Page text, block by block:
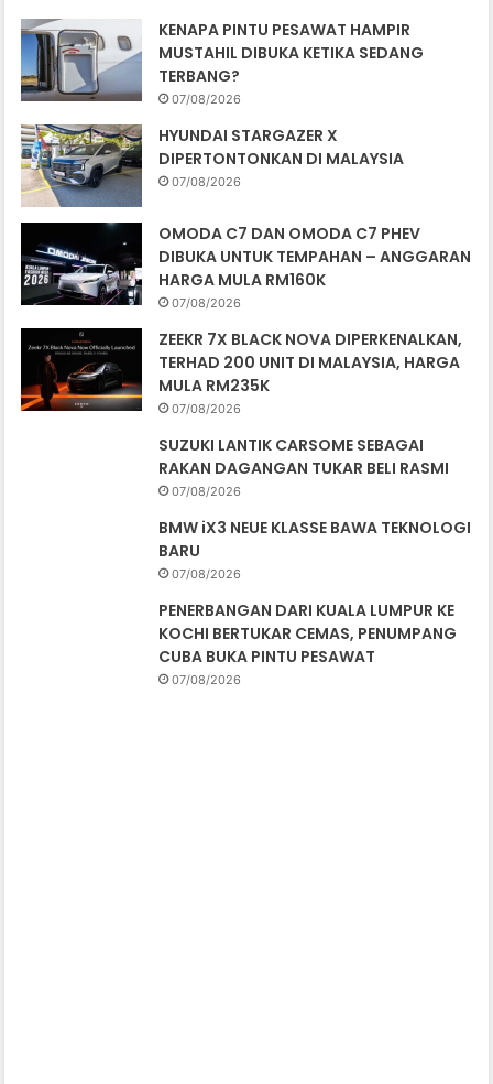
KENAPA PINTU PESAWAT HAMPIR
MUSTAHIL DIBUKA KETIKA SEDANG
TERBANG?
07/08/2026
HYUNDAI STARGAZER X
DIPERTONTONKAN DI MALAYSIA
07/08/2026
OMODA C7 DAN OMODA C7 PHEV
DIBUKA UNTUK TEMPAHAN – ANGGARAN
HARGA MULA RM160K
07/08/2026
ZEEKR 7X BLACK NOVA DIPERKENALKAN,
TERHAD 200 UNIT DI MALAYSIA, HARGA
MULA RM235K
07/08/2026
SUZUKI LANTIK CARSOME SEBAGAI
RAKAN DAGANGAN TUKAR BELI RASMI
07/08/2026
BMW iX3 NEUE KLASSE BAWA TEKNOLOGI
BARU
07/08/2026
PENERBANGAN DARI KUALA LUMPUR KE
KOCHI BERTUKAR CEMAS, PENUMPANG
CUBA BUKA PINTU PESAWAT
07/08/2026